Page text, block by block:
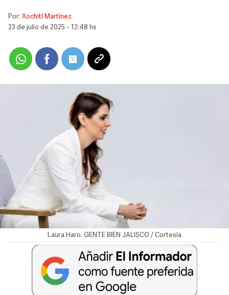
Por: Xochitl Martínez
23 de julio de 2025 - 12:48 hs
Laura Haro. GENTE BIEN JALISCO / Cortesía